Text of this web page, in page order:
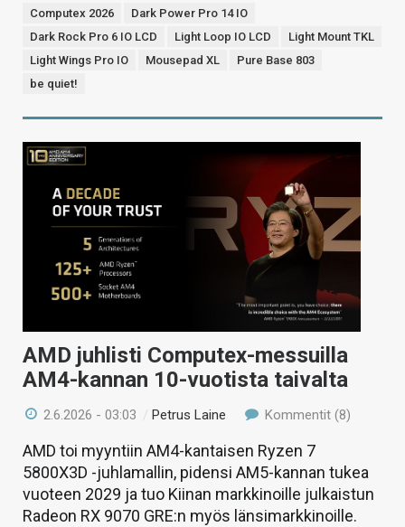
Computex 2026
Dark Power Pro 14 IO
Dark Rock Pro 6 IO LCD
Light Loop IO LCD
Light Mount TKL
Light Wings Pro IO
Mousepad XL
Pure Base 803
be quiet!
AMD juhlisti Computex-messuilla
AM4-kannan 10-vuotista taivalta
2.6.2026 - 03:03 /Petrus Laine Kommentit (8)
AMD toi myyntiin AM4-kantaisen Ryzen 7
5800X3D -juhlamallin, pidensi AM5-kannan tukea
vuoteen 2029 ja tuo Kiinan markkinoille julkaistun
Radeon RX 9070 GRE:n myös länsimarkkinoille.